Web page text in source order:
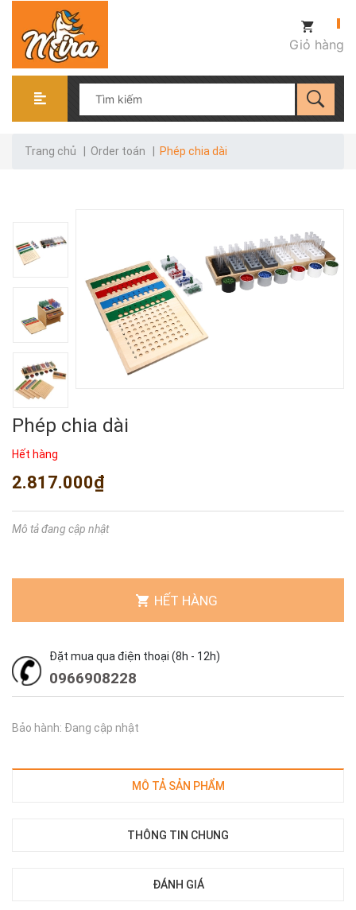
Giỏ hàng
Trang chủ Order toán Phép chia dài
Phép chia dài
Hết hàng
2.817.000₫
Mô tả đang cập nhật
HẾT HÀNG
Đặt mua qua điện thoại (8h - 12h)
0966908228
Bảo hành: Đang cập nhật
MÔ TẢ SẢN PHẨM
THÔNG TIN CHUNG
ĐÁNH GIÁ